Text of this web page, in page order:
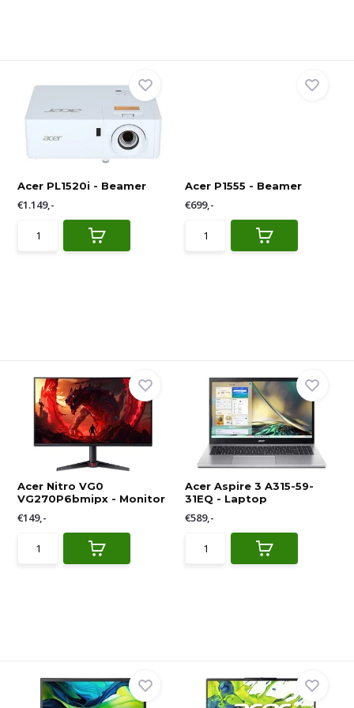
Acer PL1520i - Beamer
€1.149,-
Acer P1555 - Beamer
€699,-
Acer Nitro VG0
VG270P6bmipx - Monitor
€149,-
Acer Aspire 3 A315-59-
31EQ - Laptop
€589,-